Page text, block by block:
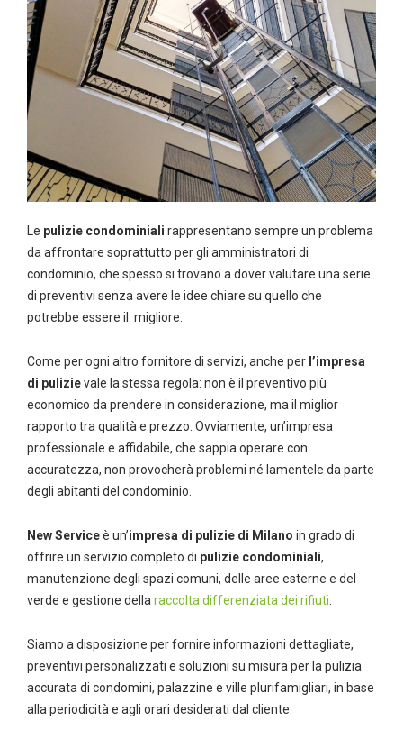
Le pulizie condominiali rappresentano sempre un problema
da affrontare soprattutto per gli amministratori di
condominio, che spesso si trovano a dover valutare una serie
di preventivi senza avere le idee chiare su quello che
potrebbe essere il. migliore.
Come per ogni altro fornitore di servizi, anche per l’impresa
di pulizievale la stessa regola: non è il preventivo più
economico da prendere in considerazione, ma il miglior
rapporto tra qualità e prezzo. Ovviamente, un’impresa
professionale e affidabile, che sappia operare con
accuratezza, non provocherà problemi né lamentele da parte
degli abitanti del condominio.
New Serviceè un’impresa di pulizie di Milano in grado di
offrire un servizio completo di pulizie condominiali,
manutenzione degli spazi comuni, delle aree esterne e del
verde e gestione dellaraccolta differenziata dei rifiuti.
Siamo a disposizione per fornire informazioni dettagliate,
preventivi personalizzati e soluzioni su misura per la pulizia
accurata di condomini, palazzine e ville plurifamigliari, in base
alla periodicità e agli orari desiderati dal cliente.